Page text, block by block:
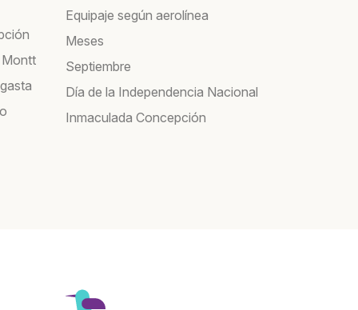
Equipaje según aerolínea
Meses
Septiembre
Día de la Independencia Nacional
Inmaculada Concepción